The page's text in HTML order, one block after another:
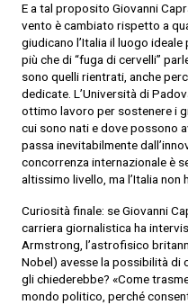
E a tal proposito Giovanni
vento è cambiato rispetto a
giudicano l’Italia il luogo
più che di “fuga di cervelli”
sono quelli rientrati, anche
dedicate. L’Università di
ottimo lavoro per sostenere i
cui sono nati e dove possono
passa inevitabilmente
concorrenza internazionale è
altissimo livello, ma l’Italia non
Curiosità finale: se Giovanni
carriera giornalistica ha
Armstrong, l’astrofisico
Nobel) avesse la possibilità di
gli chiederebbe? «Come
mondo politico, perché